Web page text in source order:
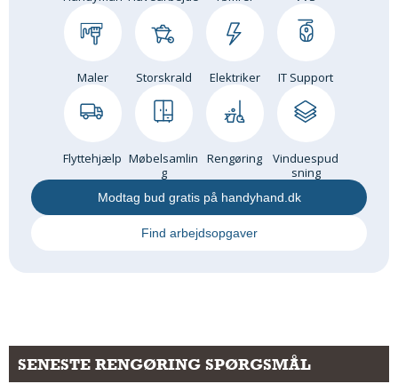
Maler Storskrald Elektriker IT Support
Flyttehjælp Møbelsamlin
g
Rengøring
Vinduespud
sning
Modtag bud gratis på handyhand.dk
Find arbejdsopgaver
SENESTE RENGØRING SPØRGSMÅL